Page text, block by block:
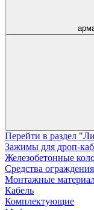
Перейти в раздел
Зажимы для дроп-
Железобетонные
Средства
Монтажные
Кабель
Комплектующие